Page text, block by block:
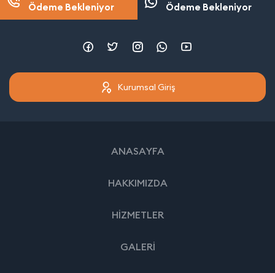
Ödeme Bekleniyor Ödeme Bekleniyor
Kurumsal Giriş
ANASAYFA
HAKKIMIZDA
HİZMETLER
GALERİ